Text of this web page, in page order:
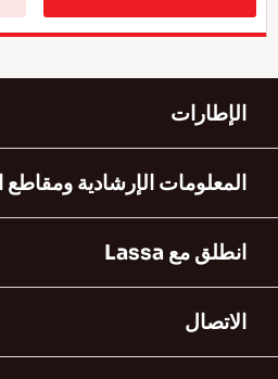
الإطارات
المعلومات الإرشادية ومقاطع
انطلق مع Lassa
الاتصال